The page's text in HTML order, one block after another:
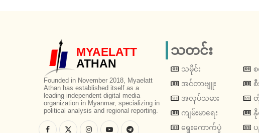
MYAELATT
ATHAN
Founded in November 2018, Myaelatt
Athan has established itself as a
leading independent digital media
organization in Myanmar, specializing in
political analysis and regional reporting.
သတင်း
သမိုင်း
အင်တာဗျူး
အလုပ်သမား
ကျမ်းမာရေး
ရွေးကောက်ပွဲ
စီ
နို